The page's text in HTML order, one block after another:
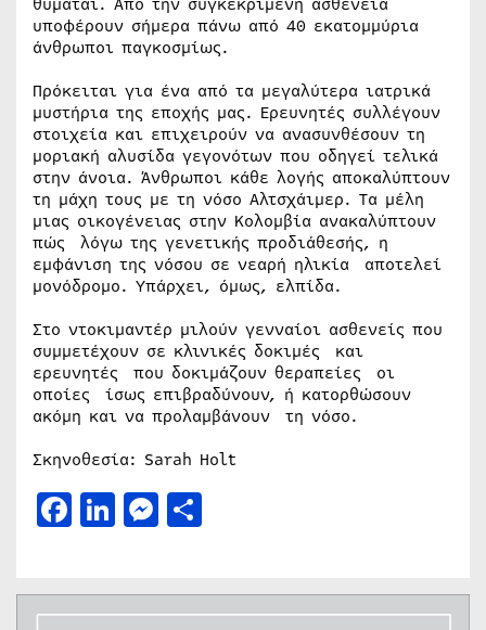
υποφέρουν σήμερα πάνω από 40 εκατομμύρια
άνθρωποι παγκοσμίως.
Πρόκειται για ένα από τα μεγαλύτερα ιατρικά
μυστήρια της εποχής μας. Ερευνητές συλλέγουν
στοιχεία και επιχειρούν να ανασυνθέσουν τη
μοριακή αλυσίδα γεγονότων που οδηγεί τελικά
στην άνοια. Άνθρωποι κάθε λογής αποκαλύπτουν
τη μάχη τους με τη νόσο Αλτσχάιμερ. Τα μέλη
μιας οικογένειας στην Κολομβία ανακαλύπτουν
πώς λόγω της γενετικής προδιάθεσής, η
εμφάνιση της νόσου σε νεαρή ηλικία αποτελεί
μονόδρομο. Υπάρχει, όμως, ελπίδα.
Στο ντοκιμαντέρ μιλούν γενναίοι ασθενείς που
συμμετέχουν σε κλινικές δοκιμές και
ερευνητές που δοκιμάζουν θεραπείες οι
οποίες ίσως επιβραδύνουν, ή κατορθώσουν
ακόμη και να προλαμβάνουν τη νόσο.
Σκηνοθεσία: Sarah Holt
Facebook
LinkedIn
Messenger